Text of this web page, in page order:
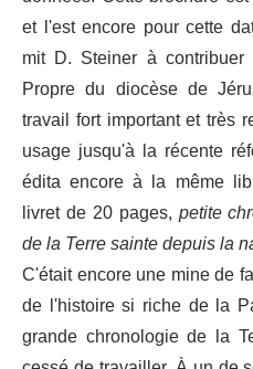
et l'est encore pour cette
mit D. Steiner à
Propre du diocèse de
travail fort important et très
usage jusqu'à la récente
édita encore à la même
livret de 20 pages,petite
de la Terre sainte depuis la
C'était encore une mine de
de l'histoire si riche de la
grande chronologie de la